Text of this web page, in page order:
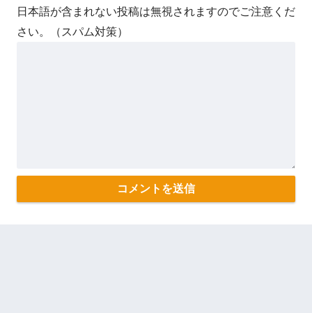
日本語が含まれない投稿は無視されますのでご注意くだ
さい。（スパム対策）